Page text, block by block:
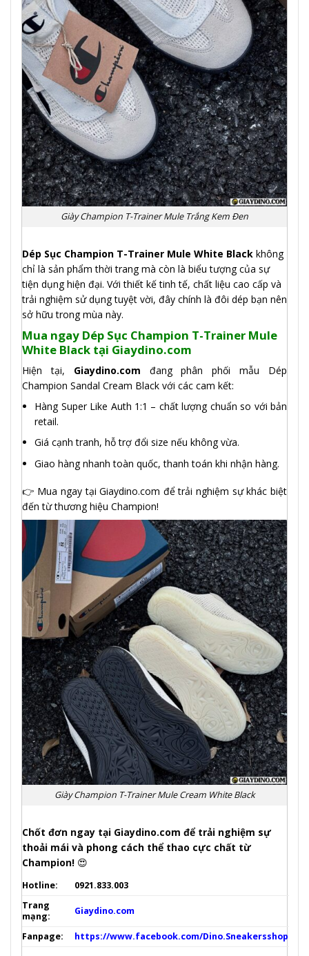
Giày Champion T-Trainer Mule Trắng Kem Đen
Dép Sục Champion T-Trainer Mule White Black không
chỉ là sản phẩm thời trang mà còn là biểu tượng của sự
tiện dụng hiện đại. Với thiết kế tinh tế, chất liệu cao cấp và
trải nghiệm sử dụng tuyệt vời, đây chính là đôi dép bạn nên
sở hữu trong mùa này.
Mua ngay Dép Sục Champion T-Trainer Mule
White Black tại Giaydino.com
Hiện tại, Giaydino.com đang phân phối mẫu Dép
Champion Sandal Cream Black với các cam kết:
Hàng Super Like Auth 1:1 – chất lượng chuẩn so với bản
retail.
Giá cạnh tranh, hỗ trợ đổi size nếu không vừa.
Giao hàng nhanh toàn quốc, thanh toán khi nhận hàng.
👉 Mua ngay tại Giaydino.com để trải nghiệm sự khác biệt
đến từ thương hiệu Champion!
Giày Champion T-Trainer Mule Cream White Black
Chốt đơn ngay tại Giaydino.com để trải nghiệm sự
thoải mái và phong cách thể thao cực chất từ
Champion! 😍
Hotline:
0921.833.003
Trang
mạng:
Giaydino.com
Fanpage: https://www.facebook.com/Dino.Sneakersshop